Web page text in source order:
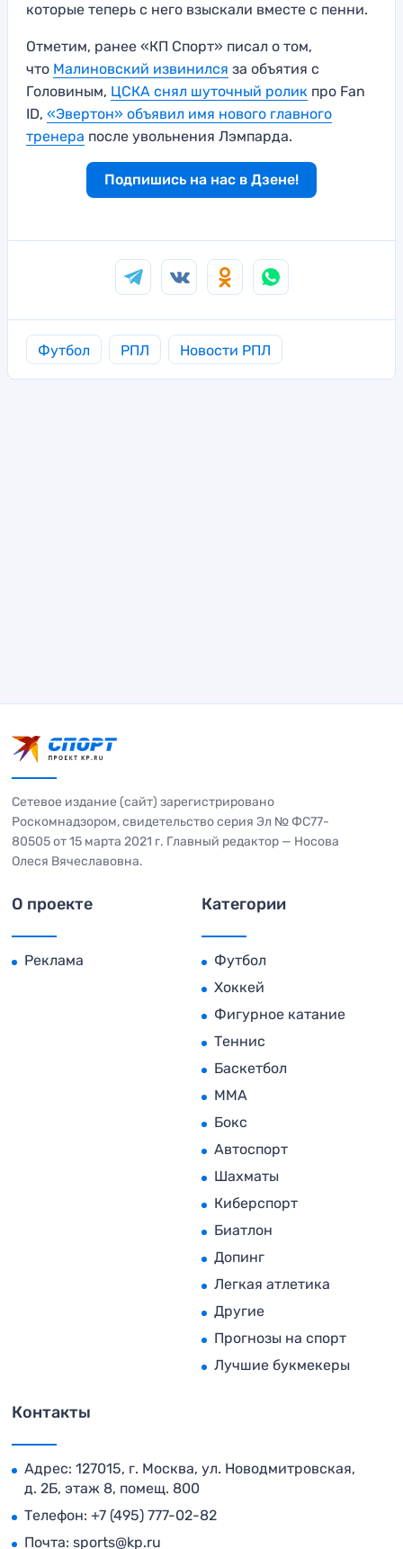
которые теперь с него взыскали вместе с пенни.
Отметим, ранее «КП Спорт» писал о том,
что Малиновский извинился за объятия с
Головиным, ЦСКА снял шуточный ролик про Fan
ID, «Эвертон» объявил имя нового главного
тренера после увольнения Лэмпарда.
Подпишись на нас в Дзене!
Футбол РПЛ Новости РПЛ
Сетевое издание (сайт) зарегистрировано
Роскомнадзором, свидетельство серия Эл № ФС77-
80505 от 15 марта 2021 г. Главный редактор — Носова
Олеся Вячеславовна.
О проекте
Реклама
Категории
Футбол
Хоккей
Фигурное катание
Теннис
Баскетбол
MMA
Бокс
Автоспорт
Шахматы
Киберспорт
Биатлон
Допинг
Легкая атлетика
Другие
Прогнозы на спорт
Лучшие букмекеры
Контакты
Адрес: 127015, г. Москва, ул. Новодмитровская,
д. 2Б, этаж 8, помещ. 800
Телефон: +7 (495) 777-02-82
Почта: sports@kp.ru